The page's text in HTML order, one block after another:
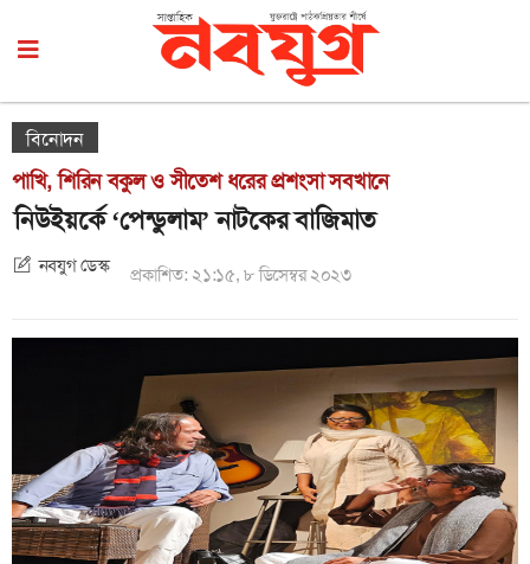
বিনোদন
পাখি, শিরিন বকুল ও সীতেশ ধরের প্রশংসা সবখানে
নিউইয়র্কে ‘পেন্ডুলাম’ নাটকের বাজিমাত
নবযুগ ডেস্ক প্রকাশিত: ২১:১৫, ৮ ডিসেম্বর ২০২৩